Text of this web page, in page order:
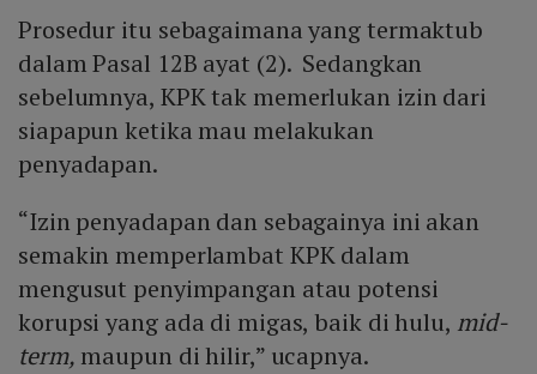
Prosedur itu sebagaimana yang termaktub
dalam Pasal 12B ayat (2). Sedangkan
sebelumnya, KPK tak memerlukan izin dari
siapapun ketika mau melakukan
penyadapan.
“Izin penyadapan dan sebagainya ini akan
semakin memperlambat KPK dalam
mengusut penyimpangan atau potensi
korupsi yang ada di migas, baik di hulu, mid-
term, maupun di hilir,” ucapnya.